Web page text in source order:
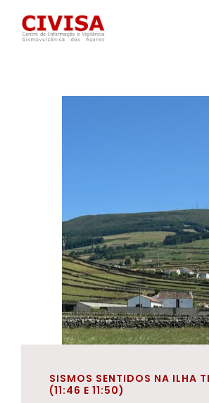
Skip to main content
SISMOS SENTIDOS NA ILHA
(11:46 E 11:50)